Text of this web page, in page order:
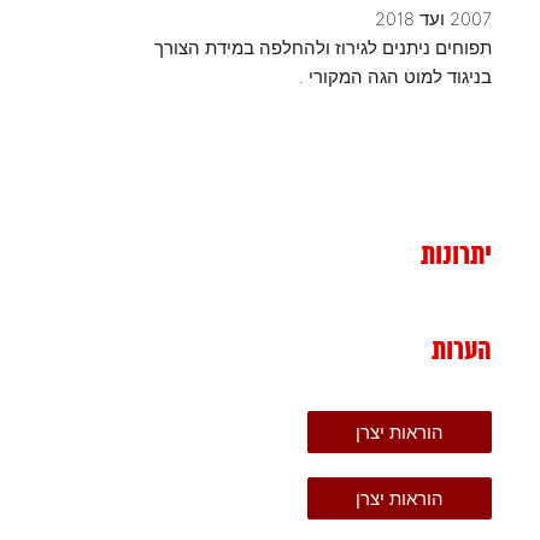
2007 ועד 2018
תפוחים ניתנים לגירוז ולהחלפה במידת הצורך
בניגוד למוט הגה המקורי .
יתרונות
הערות
הוראות יצרן
הוראות יצרן